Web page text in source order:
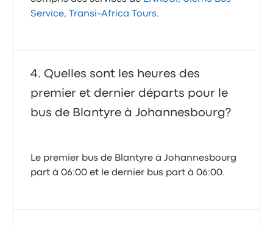
Service, Transi-Africa Tours.
Quelles sont les heures des
premier et dernier départs pour le
bus de Blantyre à Johannesbourg?
Le premier bus de Blantyre à Johannesbourg
part à 06:00 et le dernier bus part à 06:00.